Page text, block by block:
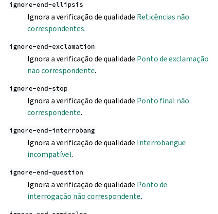
ignore-end-ellipsis
Ignora a verificação de qualidade Reticências não
correspondentes.
ignore-end-exclamation
Ignora a verificação de qualidade Ponto de exclamação
não correspondente.
ignore-end-stop
Ignora a verificação de qualidade Ponto final não
correspondente.
ignore-end-interrobang
Ignora a verificação de qualidade Interrobangue
incompatível.
ignore-end-question
Ignora a verificação de qualidade Ponto de
interrogação não correspondente.